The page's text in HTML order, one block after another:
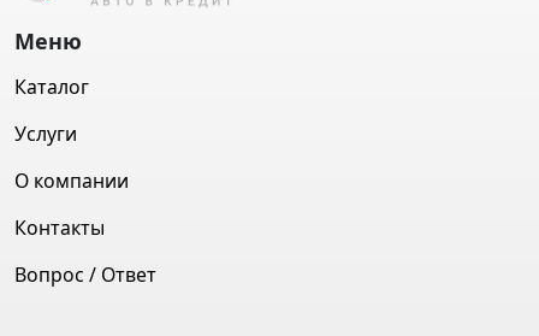
Меню
Каталог
Услуги
О компании
Контакты
Вопрос / Ответ